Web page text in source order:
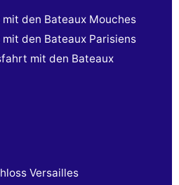
den Bateaux Mouches
den Bateaux Parisiens
mit den Bateaux
Versailles